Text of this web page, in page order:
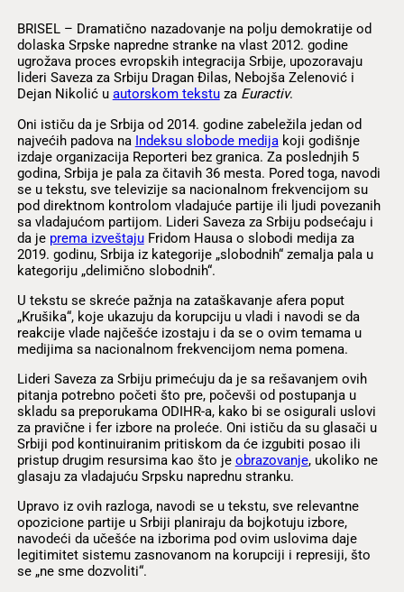
BRISEL – Dramatično nazadovanje na polju demokratije od
dolaska Srpske napredne stranke na vlast 2012. godine
ugrožava proces evropskih integracija Srbije, upozoravaju
lideri Saveza za Srbiju Dragan Đilas, Nebojša Zelenović i
Dejan Nikolić u autorskom tekstuza Euractiv.
Oni ističu da je Srbija od 2014. godine zabeležila jedan od
najvećih padova na Indeksu slobode medija koji godišnje
izdaje organizacija Reporteri bez granica. Za poslednjih 5
godina, Srbija je pala za čitavih 36 mesta. Pored toga, navodi
se u tekstu, sve televizije sa nacionalnom frekvencijom su
pod direktnom kontrolom vladajuće partije ili ljudi povezanih
sa vladajućom partijom. Lideri Saveza za Srbiju podsećaju i
da je prema izveštajuFridom Hausa o slobodi medija za
2019. godinu, Srbija iz kategorije „slobodnih“ zemalja pala u
kategoriju „delimično slobodnih“.
U tekstu se skreće pažnja na zataškavanje afera poput
„Krušika“, koje ukazuju da korupciju u vladi i navodi se da
reakcije vlade najčešće izostaju i da se o ovim temama u
medijima sa nacionalnom frekvencijom nema pomena.
Lideri Saveza za Srbiju primećuju da je sa rešavanjem ovih
pitanja potrebno početi što pre, počevši od postupanja u
skladu sa preporukama ODIHR-a, kako bi se osigurali uslovi
za pravične i fer izbore na proleće. Oni ističu da su glasači u
Srbiji pod kontinuiranim pritiskom da će izgubiti posao ili
pristup drugim resursima kao što je obrazovanje, ukoliko ne
glasaju za vladajuću Srpsku naprednu stranku.
Upravo iz ovih razloga, navodi se u tekstu, sve relevantne
opozicione partije u Srbiji planiraju da bojkotuju izbore,
navodeći da učešće na izborima pod ovim uslovima daje
legitimitet sistemu zasnovanom na korupciji i represiji, što
se „ne sme dozvoliti“.